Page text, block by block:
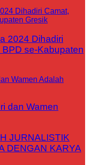
2024 Dihadiri
se-Kabupaten
dan Wamen
JURNALISTIK
DENGAN KARYA